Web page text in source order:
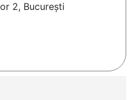
2, București